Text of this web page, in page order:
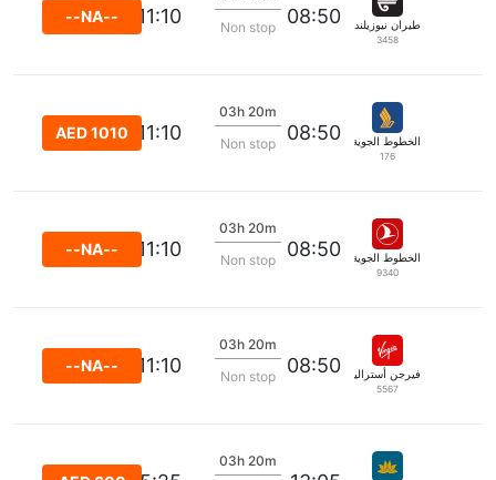
طيران نيوزيلندا
3458
08:50
Non stop
11:10
--NA--
الخطوط الجوية السنغافورية
176
08:50
03h 20m
Non stop
11:10
AED 1010
الخطوط الجوية التركية
9340
08:50
03h 20m
Non stop
11:10
--NA--
فيرجن أستراليا
5567
08:50
03h 20m
Non stop
11:10
--NA--
03h 20m